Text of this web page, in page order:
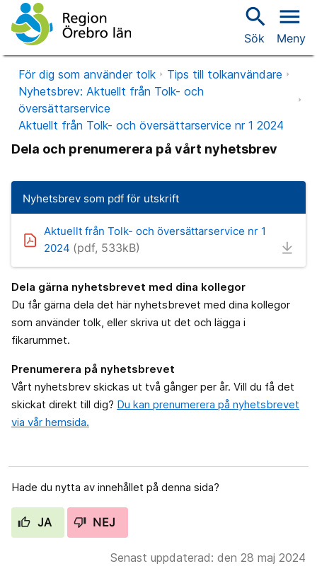
search
Sök
menu
Meny
För dig som använder tolk
Tips till tolkanvändare
Nyhetsbrev: Aktuellt från Tolk- och
översättarservice
Aktuellt från Tolk- och översättarservice nr 1 2024
Dela och prenumerera på vårt nyhetsbrev
Nyhetsbrev som pdf för utskrift
Aktuellt från Tolk- och översättarservice nr 1
2024 (pdf, 533kB)
Dela gärna nyhetsbrevet med dina kollegor
Du får gärna dela det här nyhetsbrevet med dina kollegor
som använder tolk, eller skriva ut det och lägga i
fikarummet.
Prenumerera på nyhetsbrevet
Vårt nyhetsbrev skickas ut två gånger per år. Vill du få det
skickat direkt till dig? Du kan prenumerera på nyhetsbrevet
via vår hemsida.
Hade du nytta av innehållet på denna sida?
JA NEJ
Senast uppdaterad: den 28 maj 2024